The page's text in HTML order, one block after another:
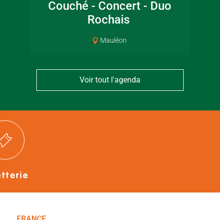
Bressuirais
Couché - Concert - Duo
Rochais
Mauléon
Voir tout l'agenda